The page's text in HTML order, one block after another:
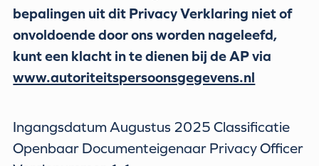
bepalingen uit dit Privacy Verklaring niet of
onvoldoende door ons worden nageleefd,
kunt een klacht in te dienen bij de AP via
www.autoriteitspersoonsgegevens.nl
Ingangsdatum Augustus 2025 Classificatie
Openbaar Documenteigenaar Privacy Officer